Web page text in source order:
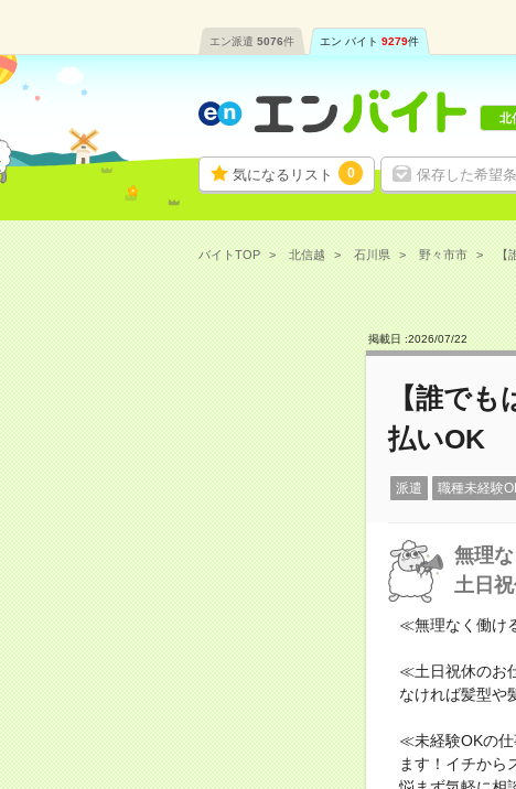
エン派遣 5076件 エン バイト 9279件
気になるリスト 0 保存した希望
北
バイトTOP 北信越 石川県 野々市市 【
掲載日 :2026/07/22
【誰で
払いOK
派遣 職種未経験
無理な
土日
≪無理なく働け
≪土日祝休のお
なければ髪型や
≪未経験OKの仕
ます！イチか